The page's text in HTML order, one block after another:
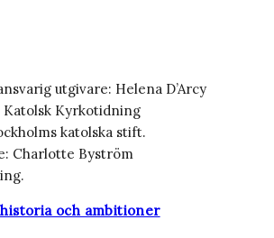
utgivare: Helena D’Arcy
Katolsk Kyrkotidning
katolska stift.
Charlotte Byström
och ambitioner